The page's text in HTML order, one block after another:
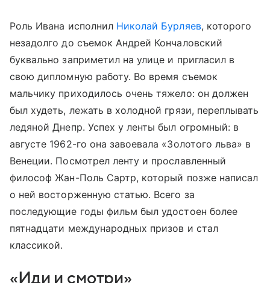
Роль Ивана исполнил Николай Бурляев, которого
незадолго до съемок Андрей Кончаловский
буквально заприметил на улице и пригласил в
свою дипломную работу. Во время съемок
мальчику приходилось очень тяжело: он должен
был худеть, лежать в холодной грязи, переплывать
ледяной Днепр. Успех у ленты был огромный: в
августе 1962-го она завоевала «Золотого льва» в
Венеции. Посмотрел ленту и прославленный
философ Жан-Поль Сартр, который позже написал
о ней восторженную статью. Всего за
последующие годы фильм был удостоен более
пятнадцати международных призов и стал
классикой.
«Иди и смотри»